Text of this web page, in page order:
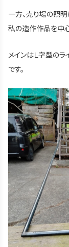
一方、売り場の照明
私の造作作品を中
メインはＬ字型のラ
です。